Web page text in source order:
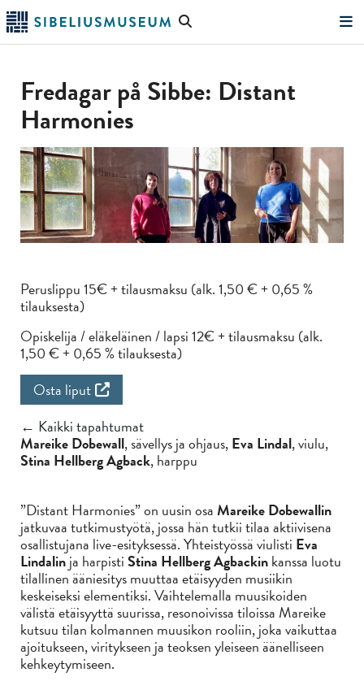
Siirry
pääsisältöön
Hae
Fredagar på Sibbe: Distant
Harmonies
Peruslippu 15€ + tilausmaksu (alk. 1,50 € + 0,65 %
tilauksesta)
Opiskelija / eläkeläinen / lapsi 12€ + tilausmaksu (alk.
1,50 € + 0,65 % tilauksesta)
Osta liput
← Kaikki tapahtumat
Mareike Dobewall, sävellys ja ohjaus,Eva Lindal, viulu,
Stina Hellberg Agback, harppu
”Distant Harmonies” on uusin osaMareike Dobewallin
jatkuvaa tutkimustyötä, jossa hän tutkii tilaa aktiivisena
osallistujana live-esityksessä. Yhteistyössä viulisti Eva
Lindalinja harpistiStina Hellberg Agbackinkanssa luotu
tilallinen ääniesitys muuttaa etäisyyden musiikin
keskeiseksi elementiksi. Vaihtelemalla muusikoiden
välistä etäisyyttä suurissa, resonoivissa tiloissa Mareike
kutsuu tilan kolmannen muusikon rooliin, joka vaikuttaa
ajoitukseen, viritykseen ja teoksen yleiseen äänelliseen
kehkeytymiseen.